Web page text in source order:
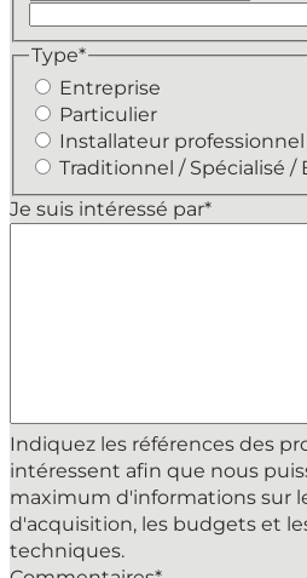
Type*
Entreprise
Particulier
Installateur
Traditionnel / Spécialisé
Je suis intéressé par*
Indiquez les références des
intéressent afin que nous
maximum d'informations sur
d'acquisition, les budgets et
techniques.